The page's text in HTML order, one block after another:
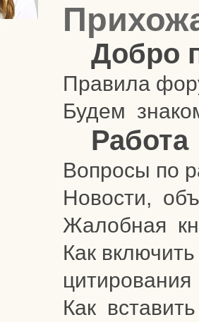
Добро
Правила
Будем
Вопросы по
Новости,
Жалобная
Как
цитирования
Как